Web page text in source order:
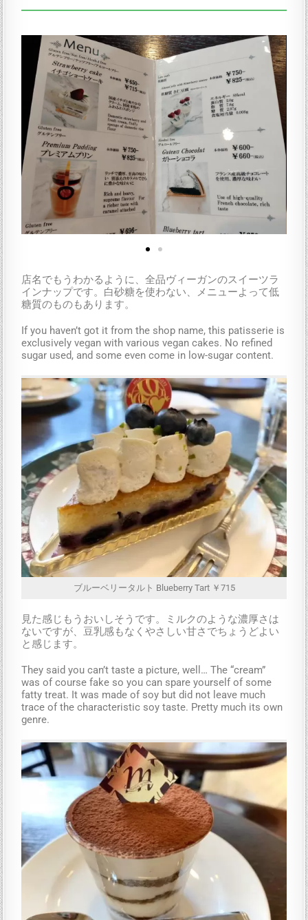
店名でもうわかるように、全品ヴィーガンのスイーツラ
インナップです。白砂糖を使わない、メニューよって低
糖質のものもあります。
If you haven’t got it from the shop name, this patisserie is
exclusively vegan with various vegan cakes. No refined
sugar used, and some even come in low-sugar content.
ブルーベリータルト Blueberry Tart ￥715
見た感じもうおいしそうです。ミルクのような濃厚さは
ないですが、豆乳感もなくやさしい甘さでちょうどよい
と感じます。
They said you can’t taste a picture, well… The “cream”
was of course fake so you can spare yourself of some
fatty treat. It was made of soy but did not leave much
trace of the characteristic soy taste. Pretty much its own
genre.